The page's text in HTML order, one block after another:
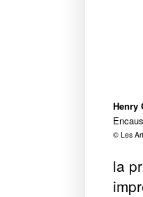
Henry
© Les
la